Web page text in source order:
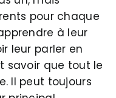
pour chaque
à leur
leur parler en
savoir que tout le
Il peut toujours